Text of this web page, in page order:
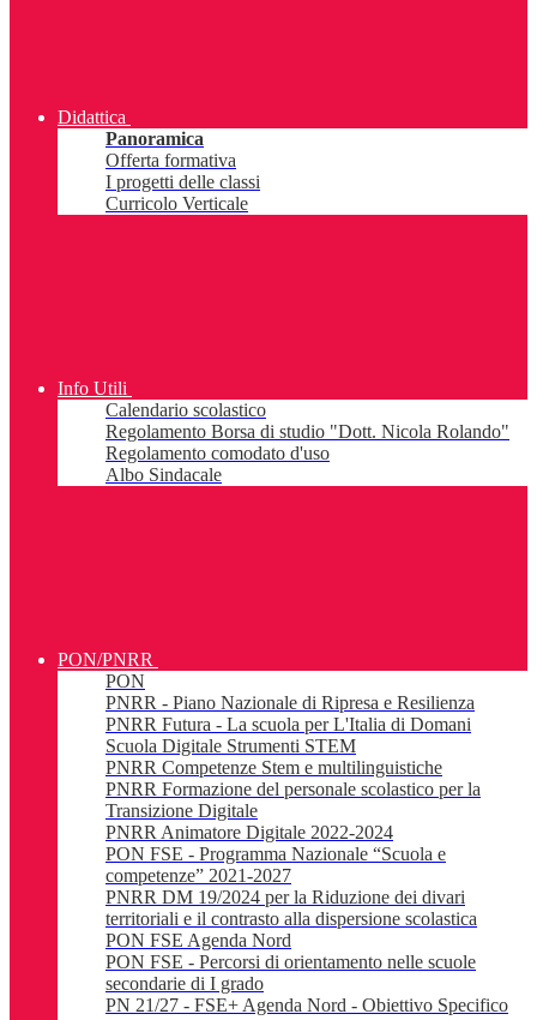
Didattica
Panoramica
Offerta formativa
I progetti delle classi
Curricolo Verticale
Info Utili
Calendario scolastico
Regolamento Borsa di studio "Dott. Nicola Rolando"
Regolamento comodato d'uso
Albo Sindacale
PON/PNRR
PON
PNRR - Piano Nazionale di Ripresa e Resilienza
PNRR Futura - La scuola per L'Italia di Domani
Scuola Digitale Strumenti STEM
PNRR Competenze Stem e multilinguistiche
PNRR Formazione del personale scolastico per la
Transizione Digitale
PNRR Animatore Digitale 2022-2024
PON FSE - Programma Nazionale “Scuola e
competenze” 2021-2027
PNRR DM 19/2024 per la Riduzione dei divari
territoriali e il contrasto alla dispersione scolastica
PON FSE Agenda Nord
PON FSE - Percorsi di orientamento nelle scuole
secondarie di I grado
PN 21/27 - FSE+ Agenda Nord - Obiettivo Specifico